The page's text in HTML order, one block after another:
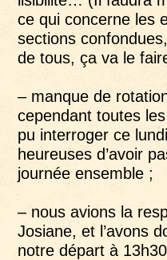
ce qui concerne les
sections
de tous, ça va le
– manque de
cependant toutes
pu interroger ce
heureuses d’avoir
journée ensemble ;
– nous avions la
Josiane, et l’avons
notre départ à